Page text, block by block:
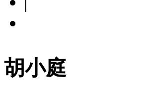
胡小庭